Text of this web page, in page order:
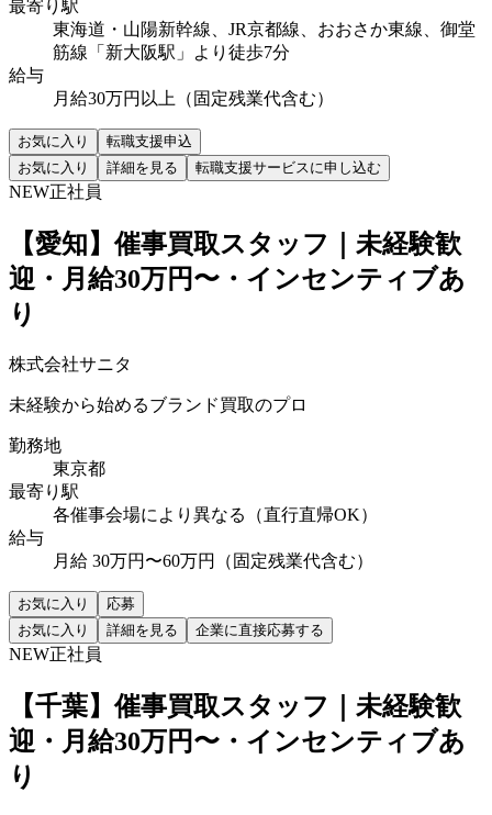
最寄り駅
東海道・山陽新幹線、JR京都線、おおさか東線、御堂
筋線「新大阪駅」より徒歩7分
給与
月給30万円以上（固定残業代含む）
お気に入り
転職支援申込
お気に入り
詳細を見る 転職支援サービスに申し込む
NEW正社員
【愛知】催事買取スタッフ｜未経験歓
迎・月給30万円〜・インセンティブあ
り
株式会社サニタ
未経験から始めるブランド買取のプロ
勤務地
東京都
最寄り駅
各催事会場により異なる（直行直帰OK）
給与
月給 30万円〜60万円（固定残業代含む）
お気に入り
応募
お気に入り
詳細を見る 企業に直接応募する
NEW正社員
【千葉】催事買取スタッフ｜未経験歓
迎・月給30万円〜・インセンティブあ
り